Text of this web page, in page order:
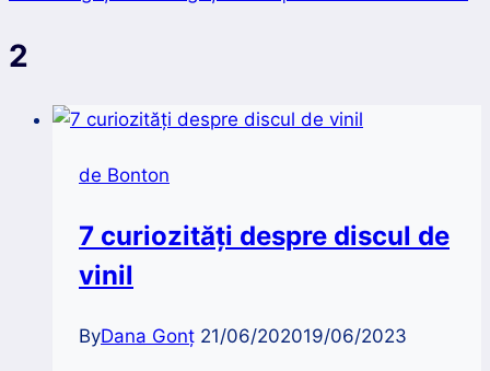
2
de Bonton
7 curiozități despre discul de
vinil
ByDana Gonț 21/06/202019/06/2023